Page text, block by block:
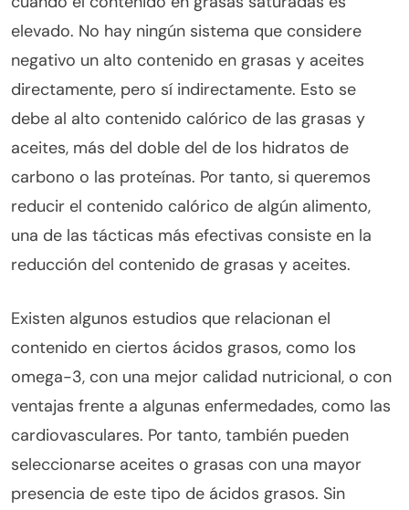
elevado. No hay ningún sistema que considere
negativo un alto contenido en grasas y aceites
directamente, pero sí indirectamente. Esto se
debe al alto contenido calórico de las grasas y
aceites, más del doble del de los hidratos de
carbono o las proteínas. Por tanto, si queremos
reducir el contenido calórico de algún alimento,
una de las tácticas más efectivas consiste en la
reducción del contenido de grasas y aceites.
Existen algunos estudios que relacionan el
contenido en ciertos ácidos grasos, como los
omega-3, con una mejor calidad nutricional, o con
ventajas frente a algunas enfermedades, como las
cardiovasculares. Por tanto, también pueden
seleccionarse aceites o grasas con una mayor
presencia de este tipo de ácidos grasos. Sin